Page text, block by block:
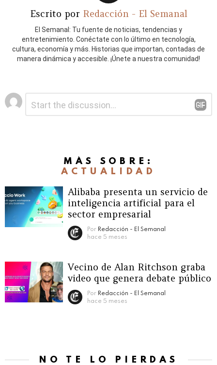
Escrito por Redacción - El Semanal
El Semanal: Tu fuente de noticias, tendencias y
entretenimiento. Conéctate con lo último en tecnología,
cultura, economía y más. Historias que importan, contadas de
manera dinámica y accesible. ¡Únete a nuestra comunidad!
Deja
una
MÁS SOBRE:
ACTUALIDAD
Alibaba presenta un servicio de
inteligencia artificial para el
sector empresarial
Por Redacción - El Semanal
hace 5 meses
Vecino de Alan Ritchson graba
video que genera debate público
Por Redacción - El Semanal
hace 5 meses
NO TE LO PIERDAS